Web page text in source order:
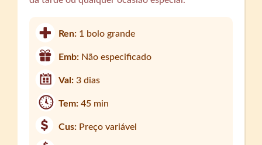
Ren: 1 bolo grande
Emb: Não especificado
Val:3 dias
Tem:45 min
Cus: Preço variável